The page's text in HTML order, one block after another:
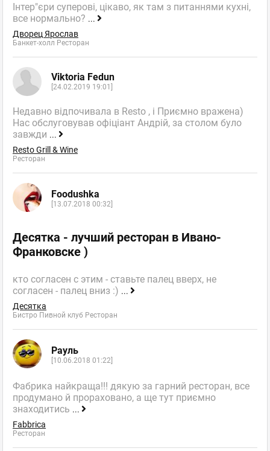
Інтер"єри суперові, цікаво, як там з питаннями кухні,
все нормально? ...
Дворец Ярослав
Банкет-холл Ресторан
Viktoria Fedun
[24.02.2019 19:01]
Недавно відпочивала в Resto , і Приємно вражена)
Нас обслуговував офіціант Андрій, за столом було
завжди ...
Resto Grill & Wine
Ресторан
Foodushka
[13.07.2018 00:32]
Десятка - лучший ресторан в Ивано-
Франковске )
кто согласен с этим - ставьте палец вверх, не
согласен - палец вниз :) ...
Десятка
Бистро Пивной клуб Ресторан
Рауль
[10.06.2018 01:22]
Фабрика найкраща!!! дякую за гарний ресторан, все
продумано й прораховано, а ще тут приємно
знаходитись ...
Fabbrica
Ресторан